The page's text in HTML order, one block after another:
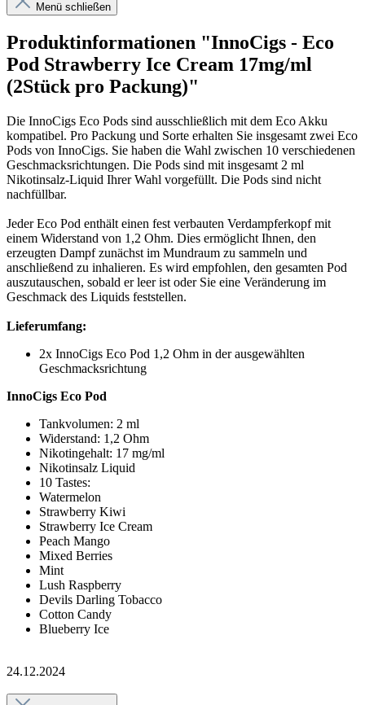
Menü schließen
Produktinformationen "InnoCigs - Eco
Pod Strawberry Ice Cream 17mg/ml
(2Stück pro Packung)"
Die InnoCigs Eco Pods sind ausschließlich mit dem Eco Akku
kompatibel. Pro Packung und Sorte erhalten Sie insgesamt zwei Eco
Pods von InnoCigs. Sie haben die Wahl zwischen 10 verschiedenen
Geschmacksrichtungen. Die Pods sind mit insgesamt 2 ml
Nikotinsalz-Liquid Ihrer Wahl vorgefüllt. Die Pods sind nicht
nachfüllbar.
Jeder Eco Pod enthält einen fest verbauten Verdampferkopf mit
einem Widerstand von 1,2 Ohm. Dies ermöglicht Ihnen, den
erzeugten Dampf zunächst im Mundraum zu sammeln und
anschließend zu inhalieren. Es wird empfohlen, den gesamten Pod
auszutauschen, sobald er leer ist oder Sie eine Veränderung im
Geschmack des Liquids feststellen.
Lieferumfang:
2x InnoCigs Eco Pod 1,2 Ohm in der ausgewählten
Geschmacksrichtung
InnoCigs Eco Pod
Tankvolumen: 2 ml
Widerstand: 1,2 Ohm
Nikotingehalt: 17 mg/ml
Nikotinsalz Liquid
10 Tastes:
Watermelon
Strawberry Kiwi
Strawberry Ice Cream
Peach Mango
Mixed Berries
Mint
Lush Raspberry
Devils Darling Tobacco
Cotton Candy
Blueberry Ice
24.12.2024